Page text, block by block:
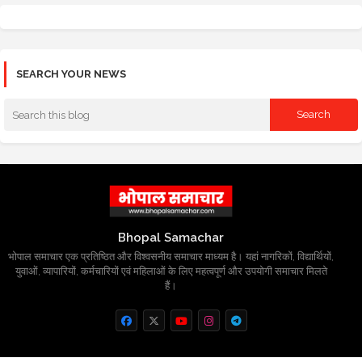
SEARCH YOUR NEWS
Bhopal Samachar
भोपाल समाचार एक प्रतिष्ठित और विश्वसनीय समाचार माध्यम है। यहां नागरिकों, विद्यार्थियों,
युवाओं, व्यापारियों, कर्मचारियों एवं महिलाओं के लिए महत्वपूर्ण और उपयोगी समाचार मिलते
हैं।